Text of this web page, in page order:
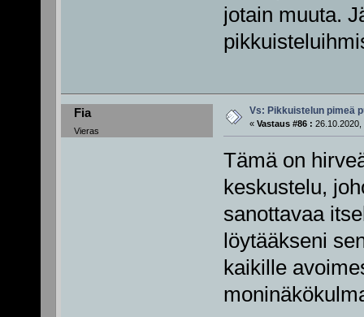
jotain muuta.
Fia
Vieras
Vs: Pikkuistelun pimeä
« Vastaus #86 : 26.10.2020,
Tämä on
keskustelu,
sanottavaa
löytääkseni
kaikille